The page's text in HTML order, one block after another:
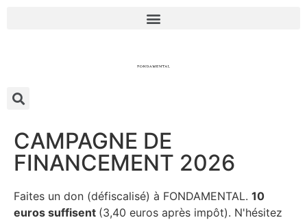
CAMPAGNE DE
FINANCEMENT 2026
Faites un don (défiscalisé) à FONDAMENTAL. 10
euros suffisent (3,40 euros après impôt). N'hésitez